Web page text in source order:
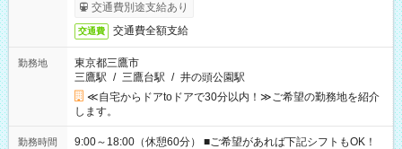
交通費別途支給あり
交通費 交通費全額支給
勤務地
東京都三鷹市
三鷹駅 / 三鷹台駅 / 井の頭公園駅
≪自宅からドアtoドアで30分以内！≫ご希望の勤務地を紹介
します。
勤務時間
9:00～18:00（休憩60分） ■ご希望があれば下記シフトもOK！